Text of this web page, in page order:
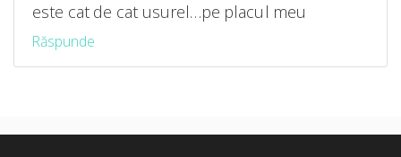
este cat de cat usurel…pe placul meu
Răspunde